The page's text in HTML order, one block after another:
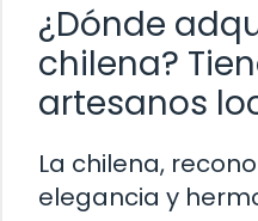
¿Dónde
chilena?
artesanos
La chilena,
elegancia y